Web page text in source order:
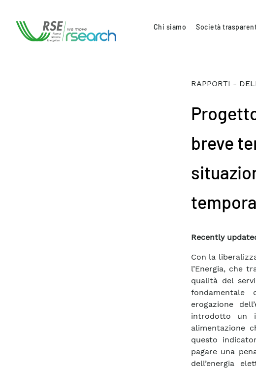
Chi siamo Società
RAPPORTI -
breve
Recently
Con la
l’Energia, che
qualità del
erogazione
introdotto un
alimentazione
questo
pagare una
dell’energia